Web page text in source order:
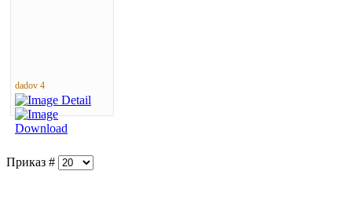
dadov 4
Приказ #